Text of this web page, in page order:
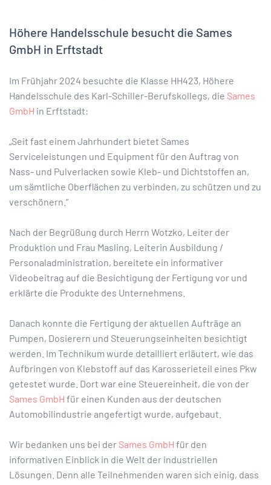
Höhere Handelsschule besucht die Sames
GmbH in Erftstadt
Im Frühjahr 2024 besuchte die Klasse HH423, Höhere
Handelsschule des Karl-Schiller-Berufskollegs, die Sames
GmbH in Erftstadt:
„Seit fast einem Jahrhundert bietet Sames
Serviceleistungen und Equipment für den Auftrag von
Nass- und Pulverlacken sowie Kleb- und Dichtstoffen an,
um sämtliche Oberflächen zu verbinden, zu schützen und zu
verschönern.“
Nach der Begrüßung durch Herrn Wotzko, Leiter der
Produktion und Frau Masling, Leiterin Ausbildung /
Personaladministration, bereitete ein informativer
Videobeitrag auf die Besichtigung der Fertigung vor und
erklärte die Produkte des Unternehmens.
Danach konnte die Fertigung der aktuellen Aufträge an
Pumpen, Dosierern und Steuerungseinheiten besichtigt
werden. Im Technikum wurde detailliert erläutert, wie das
Aufbringen von Klebstoff auf das Karosserieteil eines Pkw
getestet wurde. Dort war eine Steuereinheit, die von der
Sames GmbH für einen Kunden aus der deutschen
Automobilindustrie angefertigt wurde, aufgebaut.
Wir bedanken uns bei der Sames GmbH für den
informativen Einblick in die Welt der industriellen
Lösungen. Denn alle Teilnehmenden waren sich einig, dass